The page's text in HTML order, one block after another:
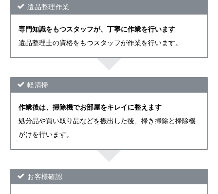
遺品整理作業
専門知識をもつスタッフが、丁寧に作業を行います
遺品整理士の資格をもつスタッフが作業を行います。
軽清掃
作業後は、掃除機でお部屋をキレイに整えます
処分品や買い取り品などを搬出した後、掃き掃除と掃除機
がけを行います。
お客様確認